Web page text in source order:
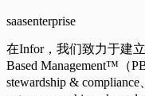
saasenterprise
在Infor，我们致力于建
Based Management™（
stewardship &